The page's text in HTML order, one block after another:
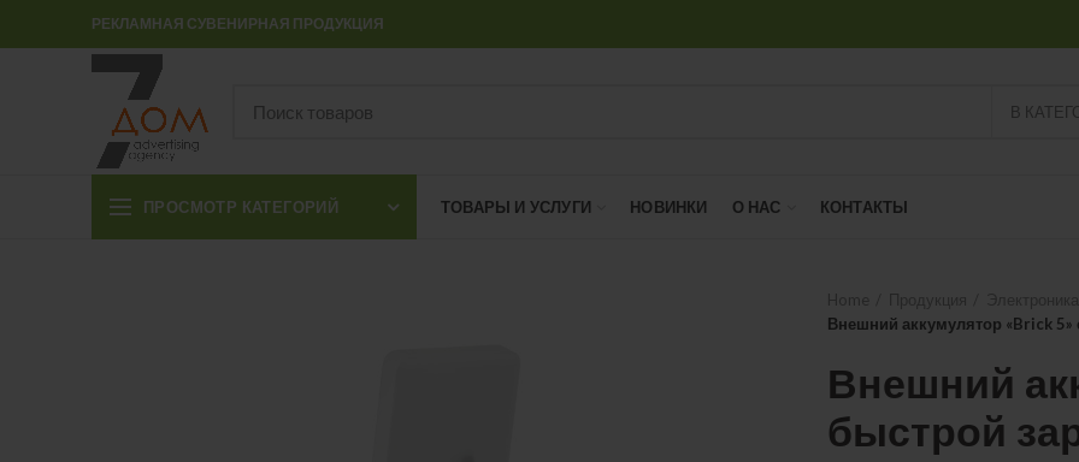
РЕКЛАМНАЯ СУВЕНИРНАЯ ПРОДУКЦИЯ
В
ПРОСМОТР КАТЕГОРИЙ ТОВАРЫ И УСЛУГИ НОВИНКИ О НАС КОНТАКТЫ
Внешний аккумулятор «Brick
Внешний
быстрой